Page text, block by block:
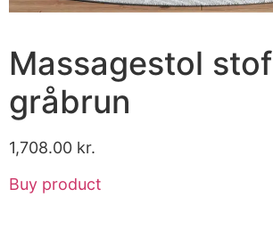
Massagestol stof
gråbrun
1,708.00 kr.
Buy product